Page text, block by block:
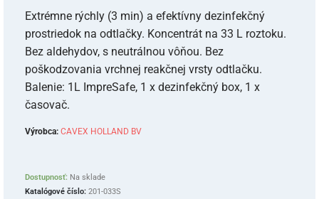
Extrémne rýchly (3 min) a efektívny dezinfekčný
prostriedok na odtlačky. Koncentrát na 33 L roztoku.
Bez aldehydov, s neutrálnou vôňou. Bez
poškodzovania vrchnej reakčnej vrsty odtlačku.
Balenie: 1L ImpreSafe, 1 x dezinfekčný box, 1 x
časovač.
Výrobca: CAVEX HOLLAND BV
Dostupnosť: Na sklade
Katalógové číslo: 201-033S